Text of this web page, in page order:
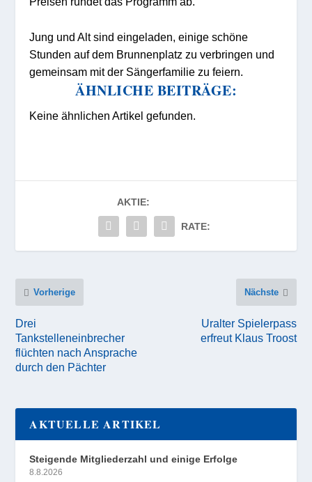
Jung und Alt sind eingeladen, einige schöne
Stunden auf dem Brunnenplatz zu verbringen und
gemeinsam mit der Sängerfamilie zu feiern.
ÄHNLICHE BEITRÄGE:
Keine ähnlichen Artikel gefunden.
AKTIE:
RATE:
Vorherige
Drei
Tankstelleneinbrecher
flüchten nach Ansprache
durch den Pächter
Nächste
Uralter Spielerpass
erfreut Klaus Troost
AKTUELLE ARTIKEL
Steigende Mitgliederzahl und einige Erfolge
8.8.2026